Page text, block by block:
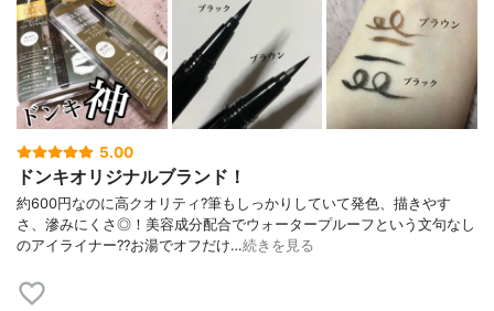
5.00
ドンキオリジナルブランド！
約600円なのに高クオリティ?筆もしっかりしていて発色、描きやす
さ、滲みにくさ◎！美容成分配合でウォータープルーフという文句なし
のアイライナー??お湯でオフだけ…続きを見る